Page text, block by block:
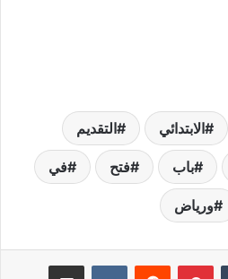
الابتدائي التقديم
باب فتح في
ورياض
بينتيريست مشاركة عبر البريد